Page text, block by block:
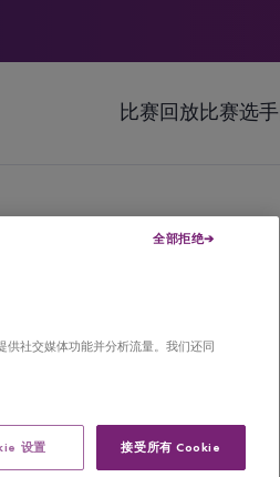
比赛回放比赛选手
供社交媒体功能并分析流量。我们还同
全部拒绝
接受所有 Cookie
设置